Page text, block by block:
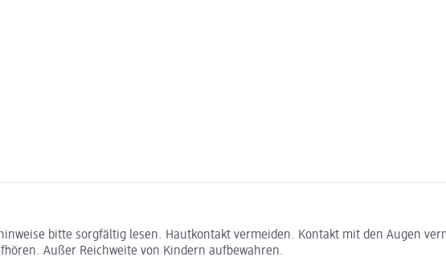
bitte sorgfältig lesen. Hautkontakt vermeiden. Kontakt mit den Augen
Außer Reichweite von Kindern aufbewahren.